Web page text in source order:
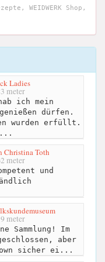
WEIDWERK Shop,
Ladies
meter
ich mein
dürfen.
wurden erfüllt.
Christina Toth
meter
und
meter
Sammlung! Im
aber
sicher ei...